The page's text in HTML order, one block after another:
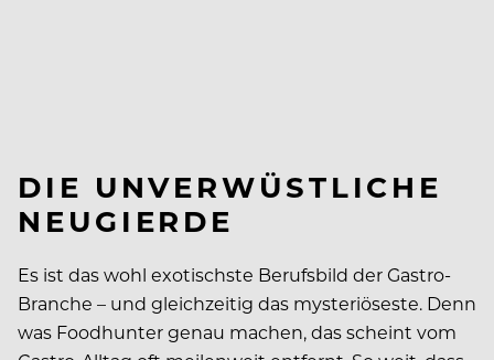
DIE UNVERWÜSTLICHE
NEUGIERDE
Es ist das wohl exotischste Berufsbild der Gastro-
Branche – und gleichzeitig das mysteriöseste. Denn
was Foodhunter genau machen, das scheint vom